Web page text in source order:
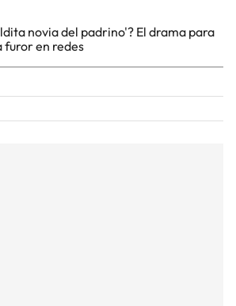
novia del padrino'? El drama para
furor en redes